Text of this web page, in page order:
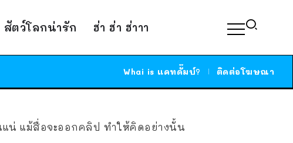
สัตว์โลกน่ารัก ฮ่า ฮ่า ฮ่าาา
Whai is แคทดั๊มบ์? ติดต่อโฆษณา
แน่ แม้สื่อจะออกคลิป ทำให้คิดอย่างนั้น